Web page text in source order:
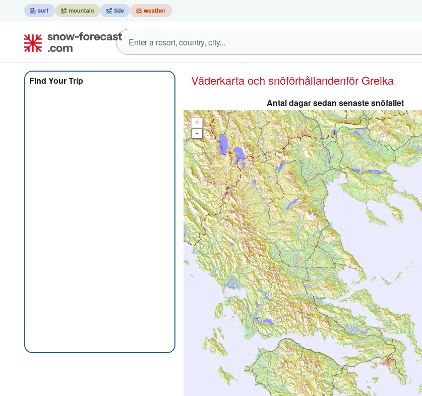
Find Your Trip Väderkarta och snöförhållandenför Greika
Antal dagar sedan senaste snöfallet
+
-